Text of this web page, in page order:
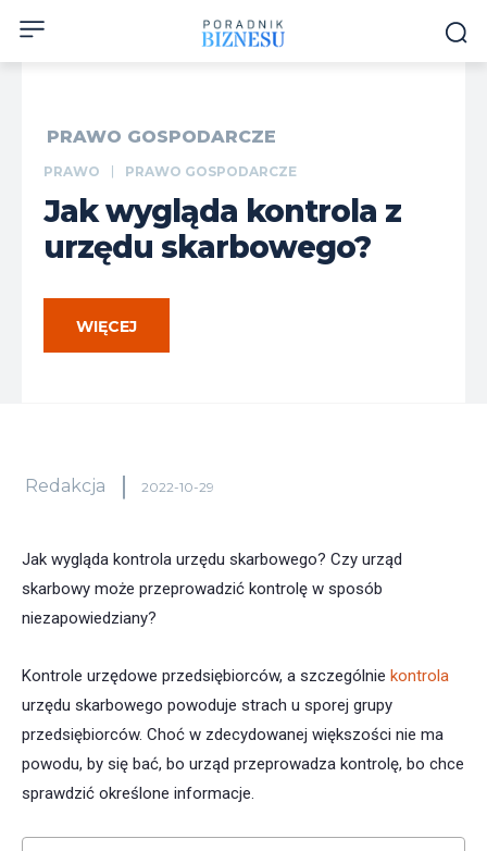
PRAWO GOSPODARCZE
PRAWO PRAWO GOSPODARCZE
Jak wygląda kontrola z
urzędu skarbowego?
WIĘCEJ
Redakcja 2022-10-29
Jak wygląda kontrola urzędu skarbowego? Czy urząd
skarbowy może przeprowadzić kontrolę w sposób
niezapowiedziany?
Kontrole urzędowe przedsiębiorców, a szczególnie kontrola
urzędu skarbowego powoduje strach u sporej grupy
przedsiębiorców. Choć w zdecydowanej większości nie ma
powodu, by się bać, bo urząd przeprowadza kontrolę, bo chce
sprawdzić określone informacje.